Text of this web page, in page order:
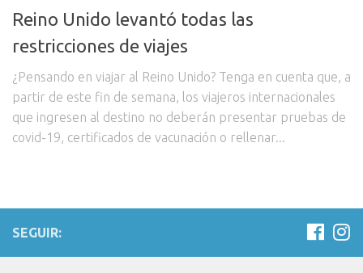
Reino Unido levantó todas las
restricciones de viajes
¿Pensando en viajar al Reino Unido? Tenga en cuenta que, a
partir de este fin de semana, los viajeros internacionales
que ingresen al destino no deberán presentar pruebas de
covid-19, certificados de vacunación o rellenar...
SEGUIR: